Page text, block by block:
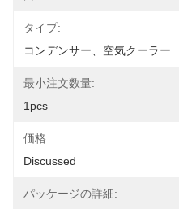
タイプ:
コンデンサー、空気クーラー
最小注文数量:
1pcs
価格:
Discussed
パッケージの詳細: